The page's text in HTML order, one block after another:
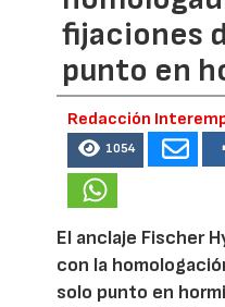
fijaciones
punto en
Redacción
1054
El anclaje Fischer
con la
solo punto en